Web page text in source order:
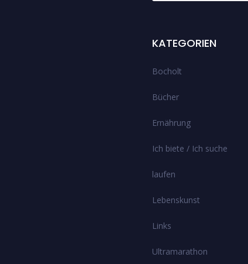
KATEGORIEN
Bocholt
Bücher
Ernährung
Ich biete / Ich suche
laufen
Lebenskunst
Links
Ultramarathon